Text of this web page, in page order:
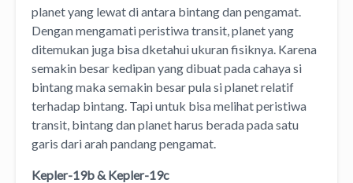
planet yang lewat di antara bintang dan pengamat.
Dengan mengamati peristiwa transit, planet yang
ditemukan juga bisa dketahui ukuran fisiknya. Karena
semakin besar kedipan yang dibuat pada cahaya si
bintang maka semakin besar pula si planet relatif
terhadap bintang. Tapi untuk bisa melihat peristiwa
transit, bintang dan planet harus berada pada satu
garis dari arah pandang pengamat.
Kepler-19b & Kepler-19c